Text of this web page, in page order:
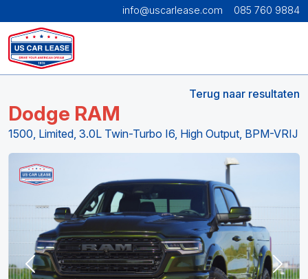
info@uscarlease.com 085 760 9884
Terug naar resultaten
Dodge RAM
1500, Limited, 3.0L Twin-Turbo I6, High Output, BPM-VRIJ
Previous Next